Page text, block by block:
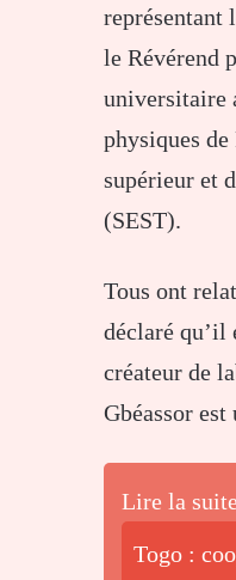
représentant
le Révérend
universitaire
physiques
supérieur et
(SEST).
Tous ont
déclaré qu’il
créateur de
Gbéassor
Lire la suite
Togo :